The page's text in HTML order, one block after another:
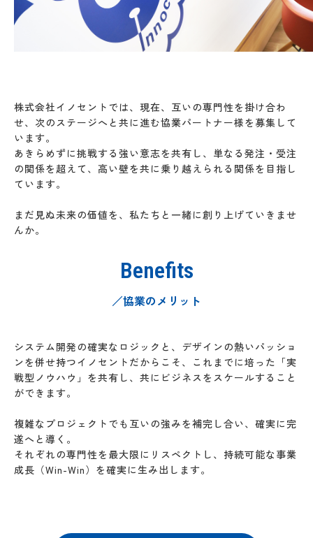
株式会社イノセントでは、現在、互いの専門性を掛け合わ
せ、次のステージへと共に進む協業パートナー様を募集して
います。
あきらめずに挑戦する強い意志を共有し、単なる発注・受注
の関係を超えて、高い壁を共に乗り越えられる関係を目指し
ています。
まだ見ぬ未来の価値を、私たちと一緒に創り上げていきませ
んか。
Benefits
／協業のメリット
システム開発の確実なロジックと、デザインの熱いパッショ
ンを併せ持つイノセントだからこそ、これまでに培った「実
戦型ノウハウ」を共有し、共にビジネスをスケールすること
ができます。
複雑なプロジェクトでも互いの強みを補完し合い、確実に完
遂へと導く。
それぞれの専門性を最大限にリスペクトし、持続可能な事業
成長（Win-Win）を確実に生み出します。